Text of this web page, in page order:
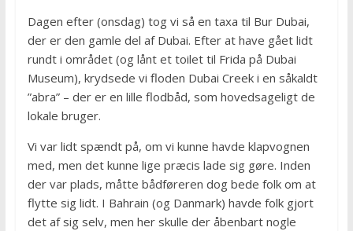
Dagen efter (onsdag) tog vi så en taxa til Bur Dubai,
der er den gamle del af Dubai. Efter at have gået lidt
rundt i området (og lånt et toilet til Frida på Dubai
Museum), krydsede vi floden Dubai Creek i en såkaldt
”abra” – der er en lille flodbåd, som hovedsageligt de
lokale bruger.
Vi var lidt spændt på, om vi kunne havde klapvognen
med, men det kunne lige præcis lade sig gøre. Inden
der var plads, måtte bådføreren dog bede folk om at
flytte sig lidt. I Bahrain (og Danmark) havde folk gjort
det af sig selv, men her skulle der åbenbart nogle